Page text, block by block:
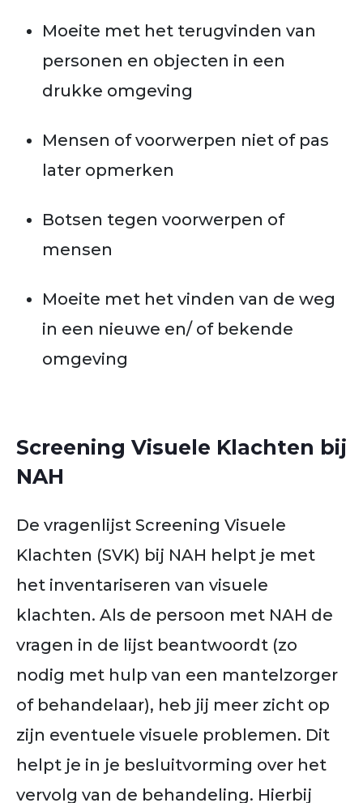
Moeite met het terugvinden van
personen en objecten in een
drukke omgeving
Mensen of voorwerpen niet of pas
later opmerken
Botsen tegen voorwerpen of
mensen
Moeite met het vinden van de weg
in een nieuwe en/ of bekende
omgeving
Screening Visuele Klachten bij
NAH
De vragenlijst Screening Visuele
Klachten (SVK) bij NAH helpt je met
het inventariseren van visuele
klachten. Als de persoon met NAH de
vragen in de lijst beantwoordt (zo
nodig met hulp van een mantelzorger
of behandelaar), heb jij meer zicht op
zijn eventuele visuele problemen. Dit
helpt je in je besluitvorming over het
vervolg van de behandeling. Hierbij